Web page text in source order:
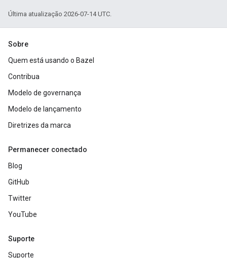
Última atualização 2026-07-14 UTC.
Sobre
Quem está usando o Bazel
Contribua
Modelo de governança
Modelo de lançamento
Diretrizes da marca
Permanecer conectado
Blog
GitHub
Twitter
YouTube
Suporte
Suporte